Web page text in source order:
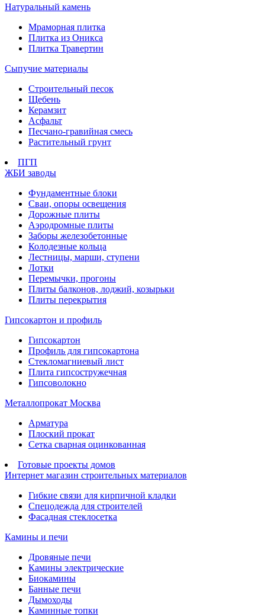
Натуральный камень
Мраморная плитка
Плитка из Оникса
Плитка Травертин
Сыпучие материалы
Строительный песок
Щебень
Керамзит
Асфальт
Песчано-гравийная смесь
Растительный грунт
ПГП
ЖБИ заводы
Фундаментные блоки
Сваи, опоры освещения
Дорожные плиты
Аэродромные плиты
Заборы железобетонные
Колодезные кольца
Лестницы, марши, ступени
Лотки
Перемычки, прогоны
Плиты балконов, лоджий, козырьки
Плиты перекрытия
Гипсокартон и профиль
Гипсокартон
Профиль для гипсокартона
Стекломагниевый лист
Плита гипсостружечная
Гипсоволокно
Металлопрокат Москва
Арматура
Плоский прокат
Сетка сварная оцинкованная
Готовые проекты домов
Интернет магазин строительных материалов
Гибкие связи для кирпичной кладки
Спецодежда для строителей
Фасадная стеклосетка
Камины и печи
Дровяные печи
Камины электрические
Биокамины
Банные печи
Дымоходы
Каминные топки